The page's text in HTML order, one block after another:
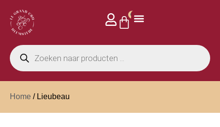
0
Home / Lieubeau